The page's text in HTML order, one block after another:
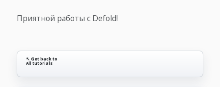
Приятной работы с Defold!
↖ Get back to
All tutorials